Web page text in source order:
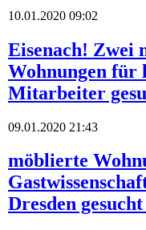
10.01.2020 09:02
Eisenach! Zwei
Wohnungen für
Mitarbeiter
09.01.2020 21:43
möblierte
Dresden gesucht